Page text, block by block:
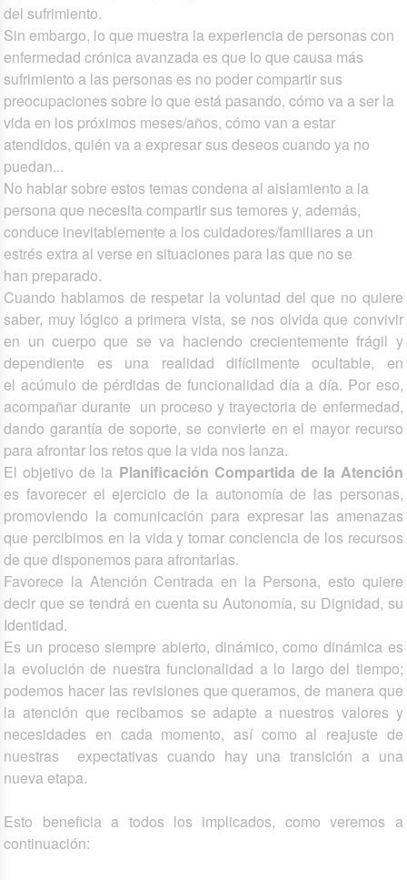
del sufrimiento.
Sin embargo, lo que muestra la experiencia de personas con
enfermedad crónica avanzada es que lo que causa más
sufrimiento a las personas es no poder compartir sus
preocupaciones sobre lo que está pasando, cómo va a ser la
vida en los próximos meses/años, cómo van a estar
atendidos, quién va a expresar sus deseos cuando ya no
puedan...
No hablar sobre estos temas condena al aislamiento a la
persona que necesita compartir sus temores y, además,
conduce inevitablemente a los cuidadores/familiares a un
estrés extra al verse en situaciones para las que no se
han preparado.
Cuando hablamos de respetar la voluntad del que no quiere
saber, muy lógico a primera vista, se nos olvida que convivir
en un cuerpo que se va haciendo crecientemente frágil y
dependiente es una realidad difícilmente ocultable, en
el acúmulo de pérdidas de funcionalidad día a día. Por eso,
acompañar durante un proceso y trayectoria de enfermedad,
dando garantía de soporte, se convierte en el mayor recurso
para afrontar los retos que la vida nos lanza.
El objetivo de la Planificación Compartida de la Atención
es favorecer el ejercicio de la autonomía de las personas,
promoviendo la comunicación para expresar las amenazas
que percibimos en la vida y tomar conciencia de los recursos
de que disponemos para afrontarlas.
Favorece la Atención Centrada en la Persona, esto quiere
decir que se tendrá en cuenta su Autonomía, su Dignidad, su
Identidad.
Es un proceso siempre abierto, dinámico, como dinámica es
la evolución de nuestra funcionalidad a lo largo del tiempo;
podemos hacer las revisiones que queramos, de manera que
la atención que recibamos se adapte a nuestros valores y
necesidades en cada momento, así como al reajuste de
nuestras expectativas cuando hay una transición a una
nueva etapa.
Esto beneficia a todos los implicados, como veremos a
continuación: